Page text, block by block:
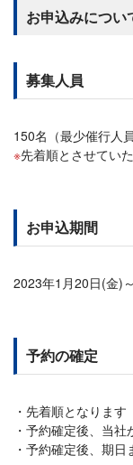
お申込みについ
募集人員
150名（最少催行人
先着順とさせてい
お申込期間
2023年1月20日(金)
予約の確定
先着順となります
予約確定後、当社
予約確定後、期日